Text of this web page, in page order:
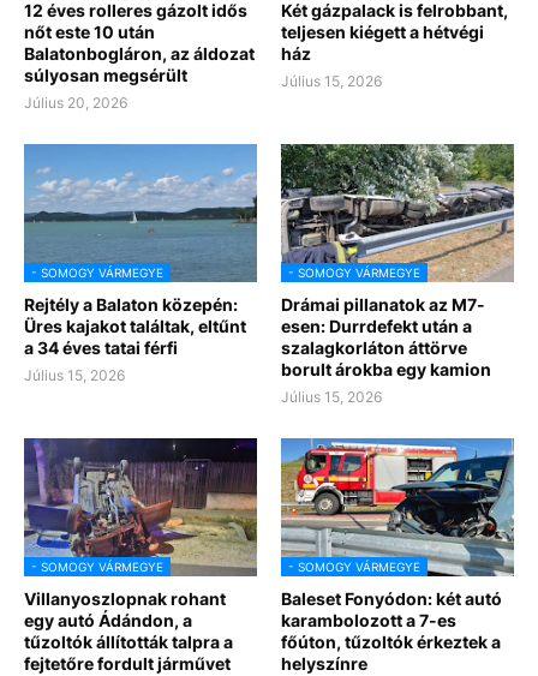
12 éves rolleres gázolt idős
nőt este 10 után
Balatonbogláron, az áldozat
súlyosan megsérült
Július 20, 2026
Két gázpalack is felrobbant,
teljesen kiégett a hétvégi
ház
Július 15, 2026
- SOMOGY VÁRMEGYE
Rejtély a Balaton közepén:
Üres kajakot találtak, eltűnt
a 34 éves tatai férfi
Július 15, 2026
- SOMOGY VÁRMEGYE
Drámai pillanatok az M7-
esen: Durrdefekt után a
szalagkorláton áttörve
borult árokba egy kamion
Július 15, 2026
- SOMOGY VÁRMEGYE
Villanyoszlopnak rohant
egy autó Ádándon, a
tűzoltók állították talpra a
fejtetőre fordult járművet
- SOMOGY VÁRMEGYE
Baleset Fonyódon: két autó
karambolozott a 7-es
főúton, tűzoltók érkeztek a
helyszínre